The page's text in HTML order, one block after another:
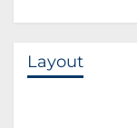
Layout